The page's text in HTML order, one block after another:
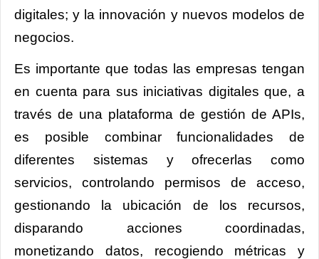
digitales; y la innovación y nuevos modelos de
negocios.
Es importante que todas las empresas tengan
en cuenta para sus iniciativas digitales que, a
través de una plataforma de gestión de APIs,
es posible combinar funcionalidades de
diferentes sistemas y ofrecerlas como
servicios, controlando permisos de acceso,
gestionando la ubicación de los recursos,
disparando acciones coordinadas,
monetizando datos, recogiendo métricas y